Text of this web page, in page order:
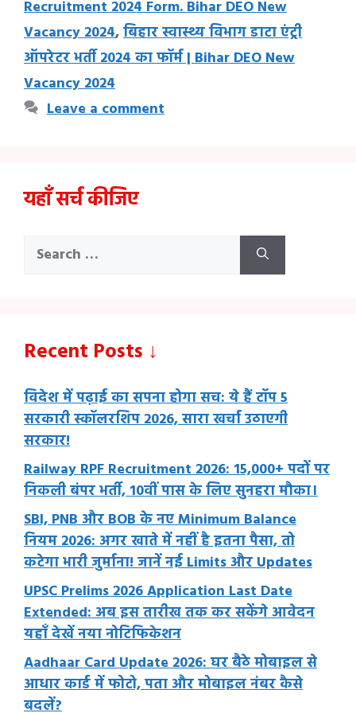
k k p
Recruitment 2024 Form. Bihar DEO New
Vacancy 2024,बिहार स्वास्थ्य विभाग डाटा एंट्री
ऑपरेटर भर्ती 2024 का फॉर्म | Bihar DEO New
Vacancy 2024
Leave a comment
यहाँ सर्च कीजिए
Search
Recent Posts ↓
विदेश में पढ़ाई का सपना होगा सच: ये हैं टॉप 5
सरकारी स्कॉलरशिप 2026, सारा खर्चा उठाएगी
सरकार!
Railway RPF Recruitment 2026: 15,000+ पदों पर
निकली बंपर भर्ती, 10वीं पास के लिए सुनहरा मौका।
SBI, PNB और BOB के नए Minimum Balance
नियम 2026: अगर खाते में नहीं है इतना पैसा, तो
कटेगा भारी जुर्माना! जानें नई Limits और Updates
UPSC Prelims 2026 Application Last Date
Extended: अब इस तारीख तक कर सकेंगे आवेदन
यहाँ देखें नया नोटिफिकेशन
Aadhaar Card Update 2026: घर बैठे मोबाइल से
आधार कार्ड में फोटो, पता और मोबाइल नंबर कैसे
बदलें?